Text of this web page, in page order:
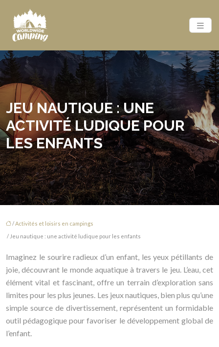
JEU NAUTIQUE : UNE
ACTIVITÉ LUDIQUE POUR
LES ENFANTS
/Activités et loisirs en campings
/ Jeu nautique : une activité ludique pour les enfants
Imaginez le sourire radieux d’un enfant, les yeux pétillants de
joie, découvrant le monde aquatique à travers le jeu. L’eau, cet
élément vital et fascinant, offre un terrain d’exploration sans
limites pour les plus jeunes. Les jeux nautiques, bien plus qu’une
simple source de divertissement, représentent un formidable
outil pédagogique pour favoriser le développement global de
l’enfant.